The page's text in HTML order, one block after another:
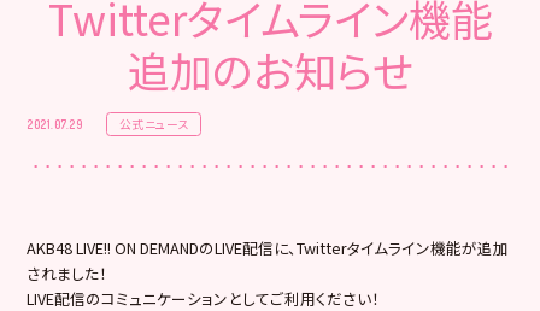
Twitterタイムライン機能
追加のお知らせ
2021.07.29 公式ニュース
AKB48 LIVE!! ON DEMANDのLIVE配信に、Twitterタイムライン機能が追加
されました！
LIVE配信のコミュニケーションとしてご利用ください！